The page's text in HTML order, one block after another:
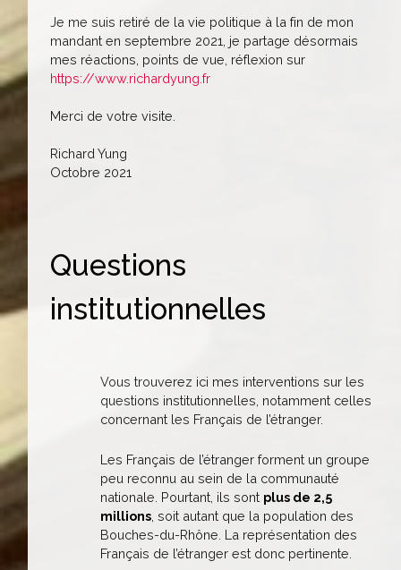
Je me suis retiré de la vie politique à la fin de mon
mandant en septembre 2021, je partage désormais
mes réactions, points de vue, réflexion sur
https://www.richardyung.fr
Merci de votre visite.
Richard Yung
Octobre 2021
Questions
institutionnelles
Vous trouverez ici mes interventions sur les
questions institutionnelles, notamment celles
concernant les Français de l’étranger.
Les Français de l’étranger forment un groupe
peu reconnu au sein de la communauté
nationale. Pourtant, ils sont plus de 2,5
millions , soit autant que la population des
Bouches-du-Rhône. La représentation des
Français de l’étranger est donc pertinente.